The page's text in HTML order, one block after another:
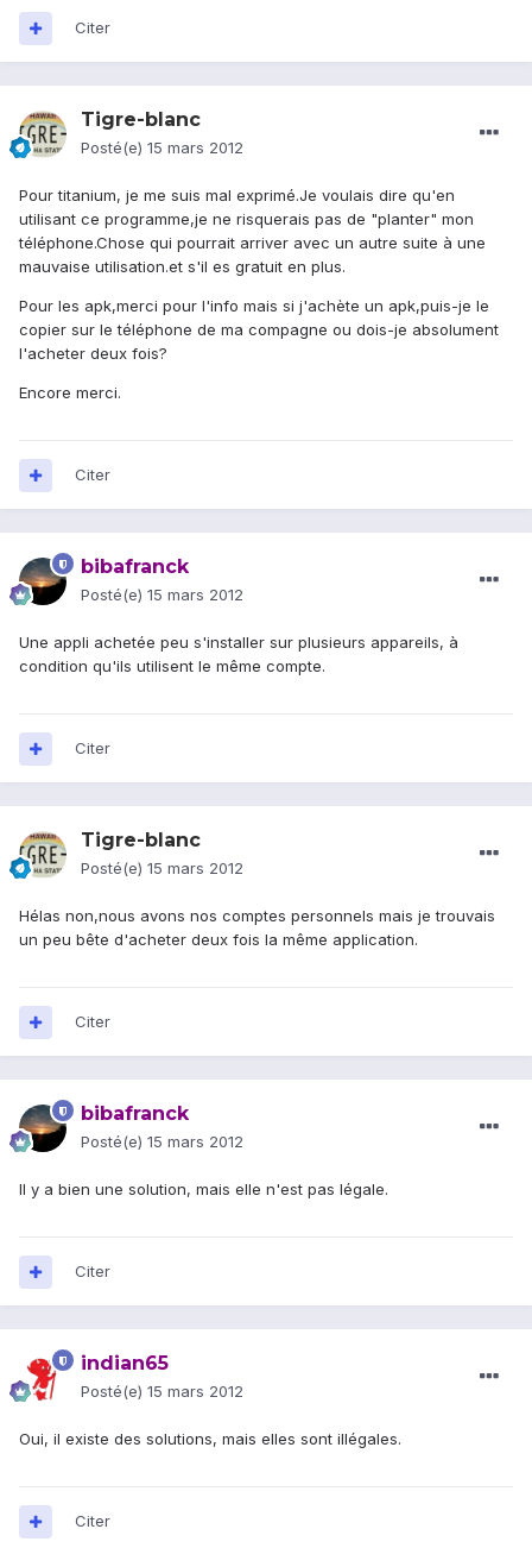
Citer
Tigre-blanc
Posté(e) 15 mars 2012
Pour titanium, je me suis mal exprimé.Je voulais dire qu'en
utilisant ce programme,je ne risquerais pas de "planter" mon
téléphone.Chose qui pourrait arriver avec un autre suite à une
mauvaise utilisation.et s'il es gratuit en plus.
Pour les apk,merci pour l'info mais si j'achète un apk,puis-je le
copier sur le téléphone de ma compagne ou dois-je absolument
l'acheter deux fois?
Encore merci.
Citer
bibafranck
Posté(e) 15 mars 2012
Une appli achetée peu s'installer sur plusieurs appareils, à
condition qu'ils utilisent le même compte.
Citer
Tigre-blanc
Posté(e) 15 mars 2012
Hélas non,nous avons nos comptes personnels mais je trouvais
un peu bête d'acheter deux fois la même application.
Citer
bibafranck
Posté(e) 15 mars 2012
Il y a bien une solution, mais elle n'est pas légale.
Citer
indian65
Posté(e) 15 mars 2012
Oui, il existe des solutions, mais elles sont illégales.
Citer